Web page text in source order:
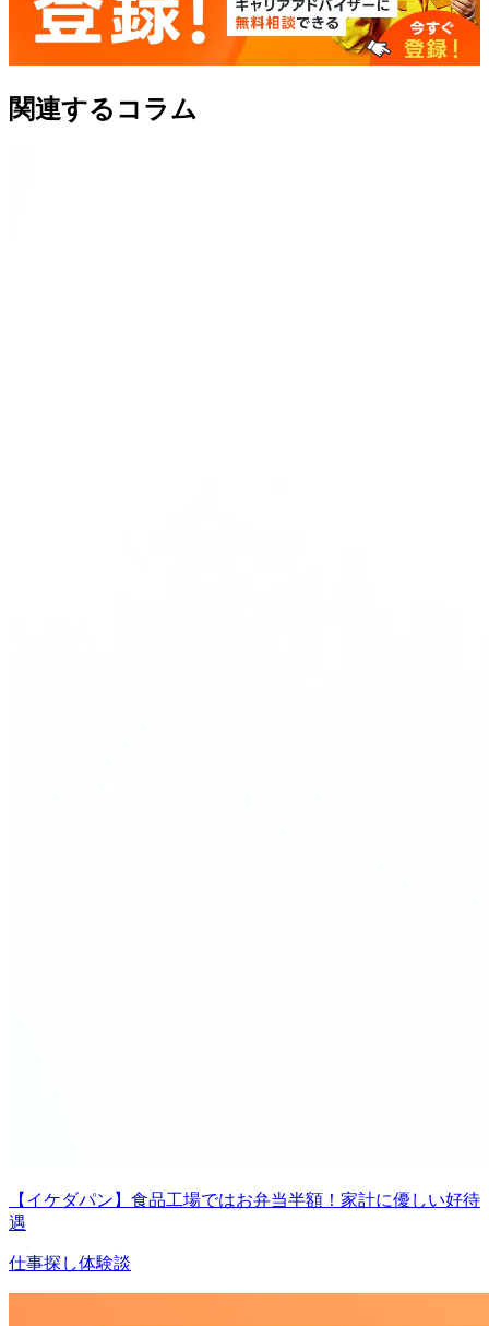
関連するコラム
【イケダパン】食品工場ではお弁当半額！家計に優しい好待
遇
仕事探し体験談